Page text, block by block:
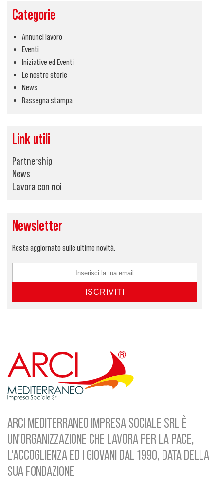
Categorie
Annunci lavoro
Eventi
Iniziative ed Eventi
Le nostre storie
News
Rassegna stampa
Link utili
Partnership
News
Lavora con noi
Newsletter
Resta aggiornato sulle ultime novità.
ARCI MEDITERRANEO IMPRESA SOCIALE SRL È
UN'ORGANIZZAZIONE CHE LAVORA PER LA PACE,
L'ACCOGLIENZA ED I GIOVANI DAL 1990, DATA DELLA
SUA FONDAZIONE